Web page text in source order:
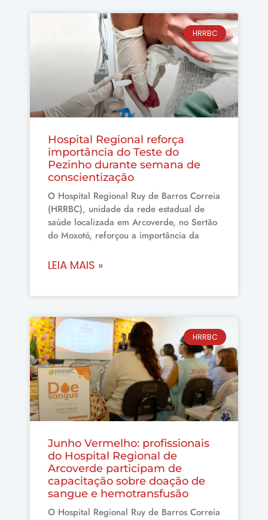
HRRBC
Hospital Regional reforça
importância do Teste do
Pezinho durante semana de
conscientização
O Hospital Regional Ruy de Barros Correia
(HRRBC), unidade da rede estadual de
saúde localizada em Arcoverde, no Sertão
do Moxotó, reforçou a importância da
LEIA MAIS »
HRRBC
Junho Vermelho: profissionais
do Hospital Regional de
Arcoverde participam de
capacitação sobre doação de
sangue e hemotransfusão
O Hospital Regional Ruy de Barros Correia